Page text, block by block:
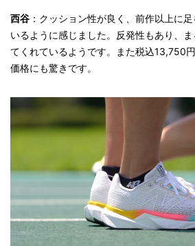
西谷 ：クッション性が良く、前作以上に
いるように感じました。反発性もあり、
てくれているようです。また税込13,750
価格にも驚きです。